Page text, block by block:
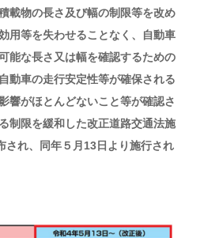
載物の長さ及び幅の制限等を改め
用等を失わせることなく、自動車
能な長さ又は幅を確認するための
動車の走行安定性等が確保される
響がほとんどないこと等が確認さ
制限を緩和した改正道路交通法施
され、同年５月13日より施行され